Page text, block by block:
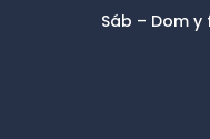
Sáb – Dom